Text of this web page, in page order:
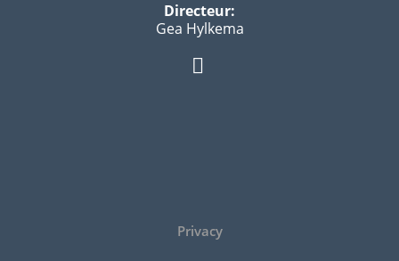
Directeur:
Gea Hylkema
Privacy